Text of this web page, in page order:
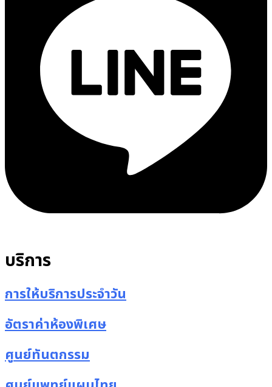
บริการ
การให้บริการประจำวัน
อัตราค่าห้องพิเศษ
ศูนย์ทันตกรรม